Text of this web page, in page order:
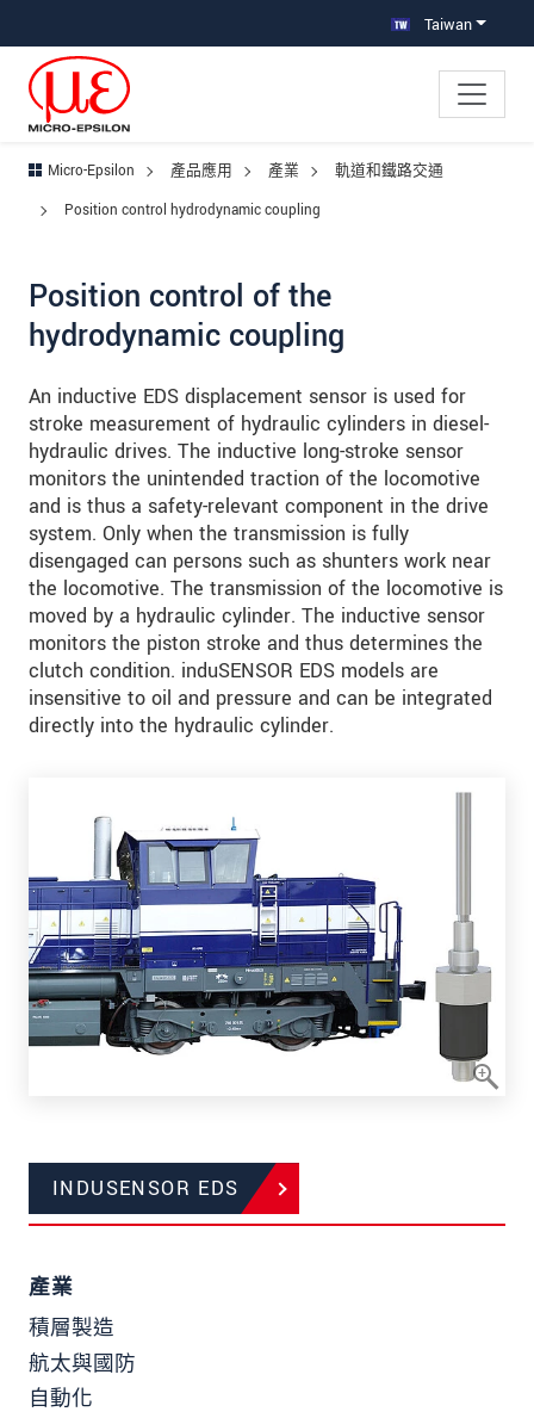
Taiwan
Micro-Epsilon 產品應用 產業
軌道和鐵路交通
Position control hydrodynamic coupling
Position control of the
hydrodynamic coupling
An inductive EDS displacement sensor is used for
stroke measurement of hydraulic cylinders in diesel-
hydraulic drives. The inductive long-stroke sensor
monitors the unintended traction of the locomotive
and is thus a safety-relevant component in the drive
system. Only when the transmission is fully
disengaged can persons such as shunters work near
the locomotive. The transmission of the locomotive is
moved by a hydraulic cylinder. The inductive sensor
monitors the piston stroke and thus determines the
clutch condition. induSENSOR EDS models are
insensitive to oil and pressure and can be integrated
directly into the hydraulic cylinder.
INDUSENSOR EDS
產業
積層製造
航太與國防
自動化